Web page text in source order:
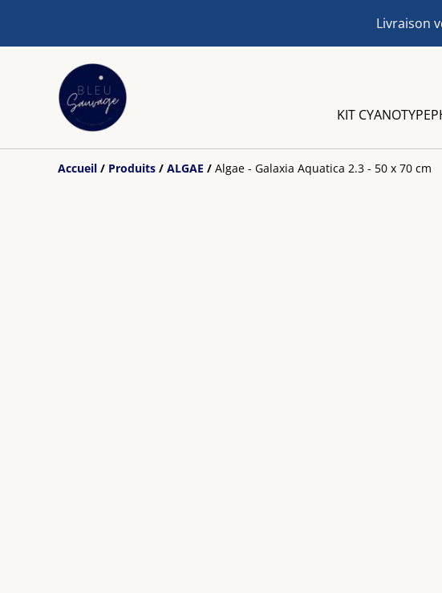
Livraison
KIT CYANOTYPE
Accueil / Produits / ALGAE / Algae - Galaxia Aquatica 2.3 - 50 x 70 cm